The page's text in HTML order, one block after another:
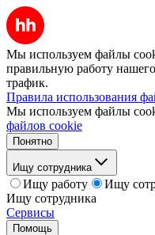
Мы используем файлы
правильную работу
трафик.
Правила использования
Мы используем файлы
файлов cookie
Понятно
Ищу сотрудника
Ищу работу
Ищу
Ищу сотрудника
Сервисы
Помощь